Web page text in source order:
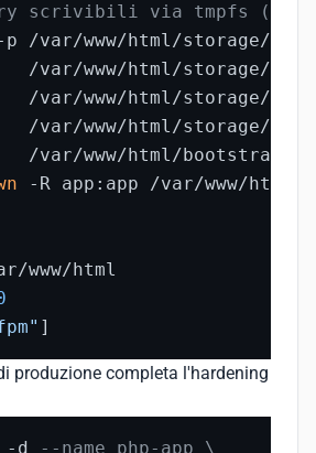
scrivibili via tmpfs (il
p /var/www/html/storage/
/var/www/html/storage/
/var/www/html/storage/
/var/www/html/storage/
/var/www/html/bootstrap/
-R app:app /var/www/html/
www/html
]
produzione completa l'hardening
-d
--name php-app \